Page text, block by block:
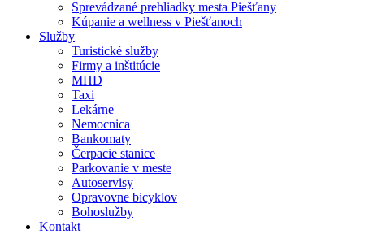
Sprevádzané prehliadky mesta Piešťany
Kúpanie a wellness v Piešťanoch
Služby
Turistické služby
Firmy a inštitúcie
MHD
Taxi
Lekárne
Nemocnica
Bankomaty
Čerpacie stanice
Parkovanie v meste
Autoservisy
Opravovne bicyklov
Bohoslužby
Kontakt